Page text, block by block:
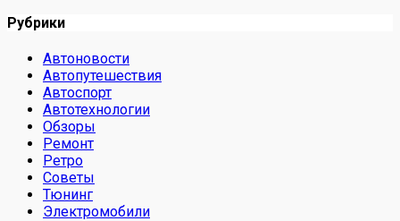
Рубрики
Автоновости
Автопутешествия
Автоспорт
Автотехнологии
Обзоры
Ремонт
Ретро
Советы
Тюнинг
Электромобили